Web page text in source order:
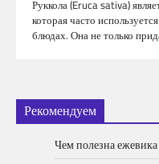
Руккола (Eruca sativa)
которая часто
блюдах. Она не только
Рекомендуем
Чем полезна ежевика